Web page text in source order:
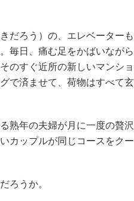
だろう）の、エレベーター
毎日、痛む足をかばいなが
のすぐ近所の新しいマンシ
で済ませて、荷物はすべて
熟年の夫婦が月に一度の贅
カップルが同じコースをク
ろうか。